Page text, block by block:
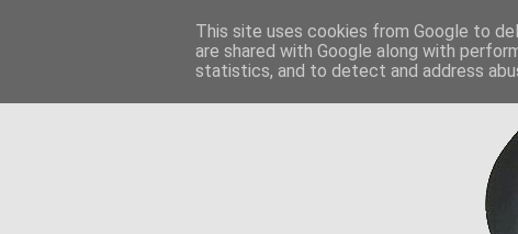
This site uses cookies from Google to
are shared with Google along with
statistics, and to detect and address